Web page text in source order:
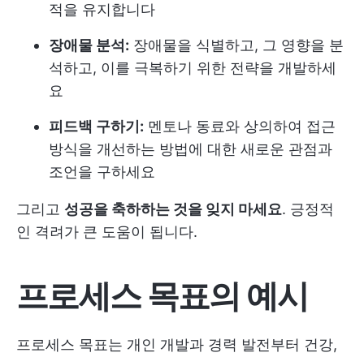
적을 유지합니다
장애물 분석: 장애물을 식별하고, 그 영향을 분
석하고, 이를 극복하기 위한 전략을 개발하세
요
피드백 구하기: 멘토나 동료와 상의하여 접근
방식을 개선하는 방법에 대한 새로운 관점과
조언을 구하세요
그리고 성공을 축하하는 것을 잊지 마세요. 긍정적
인 격려가 큰 도움이 됩니다.
프로세스 목표의 예시
프로세스 목표는 개인 개발과 경력 발전부터 건강,